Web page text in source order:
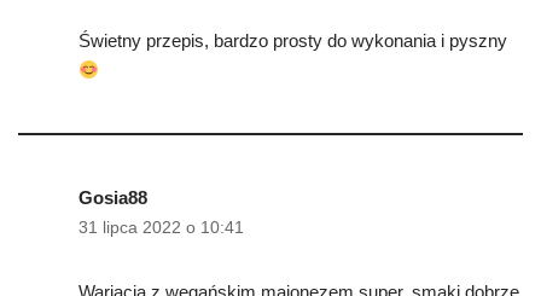
Świetny przepis, bardzo prosty do wykonania i pyszny
Gosia88
31 lipca 2022 o 10:41
Wariacja z wegańskim majonezem super, smaki dobrze